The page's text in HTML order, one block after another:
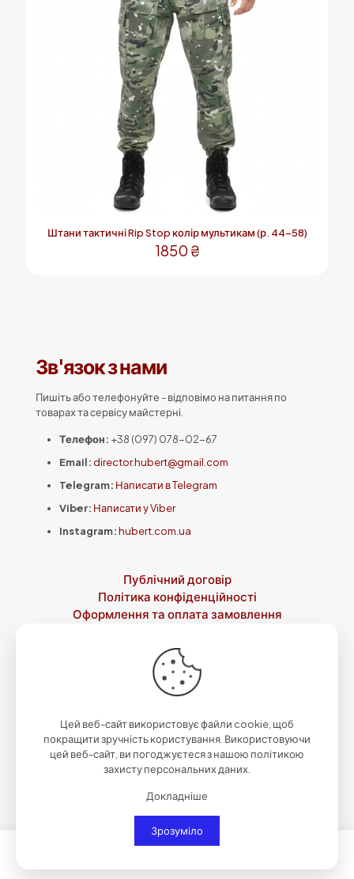
Штани тактичні Rip Stop колір мультикам (р. 44-58)
1850 ₴
сторінці
товару
Зв'язок з нами
Пишіть або телефонуйте - відповімо на питання по
товарах та сервісу майстерні.
Телефон: +38 (097) 078-02-67
Email: director.hubert@gmail.com
Telegram: Написати в Telegram
Viber: Написати у Viber
Instagram:hubert.com.ua
Публічний договір
Політика конфіденційності
Оформлення та оплата замовлення
Контакти
© 2023-2026 Зброярня святого Губерта by
Цей веб-сайт використовує файли cookie, щоб
покращити зручність користування. Використовуючи
цей веб-сайт, ви погоджуєтеся з нашою політикою
захисту персональних даних.
Докладніше
Зрозуміло